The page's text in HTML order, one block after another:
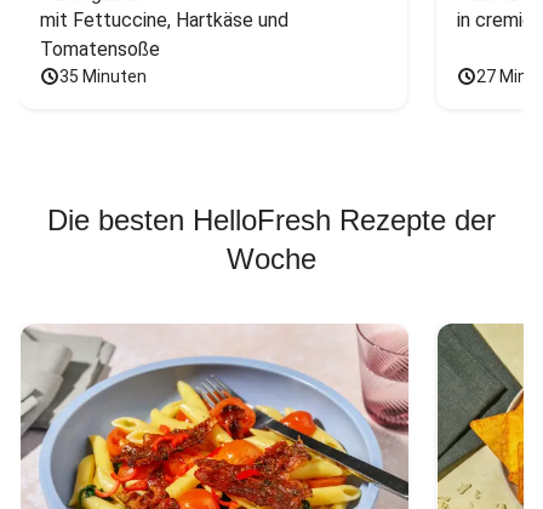
mit Fettuccine, Hartkäse und
Tomatensoße
35 Minuten
in
27
Die besten HelloFresh Rezepte der
Woche